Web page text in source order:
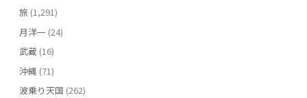
旅(1,291)
月洋一 (24)
武蔵(16)
沖縄 (71)
波乗り天国 (262)